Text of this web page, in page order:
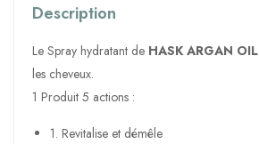
Description
Le Spray hydratant de HASK ARGAN OIL
les cheveux.
1 Produit 5 actions :
1. Revitalise et démêle